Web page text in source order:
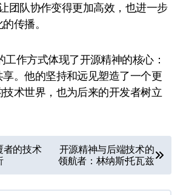
团队协作变得更加高效，也进一步
传播。
工作方式体现了开源精神的核心：
。他的坚持和远见塑造了一个更
术世界，也为后来的开发者树立
者的技术
开源精神与后端技术的
领航者：林纳斯·托瓦兹